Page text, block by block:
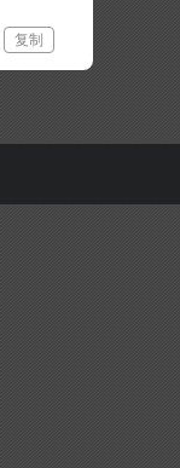
复制